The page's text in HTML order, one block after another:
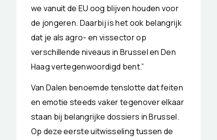
we vanuit de EU oog blijven houden voor
de jongeren. Daarbij is het ook belangrijk
dat je als agro- en vissector op
verschillende niveaus in Brussel en Den
Haag vertegenwoordigd bent.”
Van Dalen benoemde tenslotte dat feiten
en emotie steeds vaker tegenover elkaar
staan bij belangrijke dossiers in Brussel.
Op deze eerste uitwisseling tussen de